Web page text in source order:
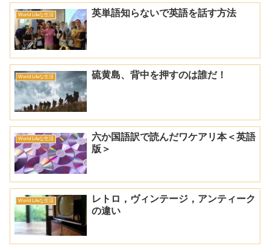
World Lifeな生活 英単語知らないで英語を話す方法
World Lifeな生活 硫黄島、背中を押すのは誰だ！
World Lifeな生活
六か国語訳で読んだワケアリ本＜英語
版＞
World Lifeな生活
レトロ，ヴィンテージ，アンティーク
の違い